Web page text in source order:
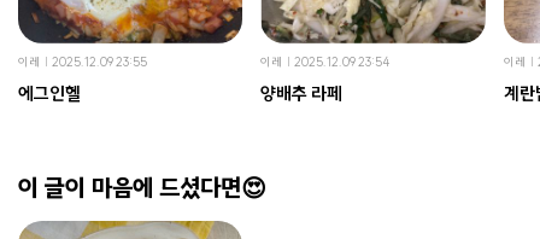
이레 2025.12.09 23:55
에그인헬
이레 2025.12.09 23:54
양배추 라페
이레
계란
이 글이 마음에 드셨다면😍